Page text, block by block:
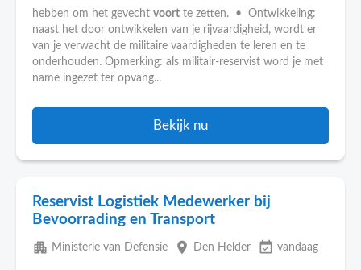
hebben om het gevecht voort te zetten. • Ontwikkeling:
naast het door ontwikkelen van je rijvaardigheid, wordt er
van je verwacht de militaire vaardigheden te leren en te
onderhouden. Opmerking: als militair-reservist word je met
name ingezet ter opvang...
Bekijk nu
Reservist Logistiek Medewerker bij
Bevoorrading en Transport
apartment Ministerie van Defensie place Den Helder event_available vandaag